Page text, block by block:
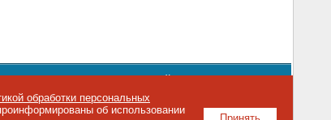
материалов сайта
обработки персональных
об использовании